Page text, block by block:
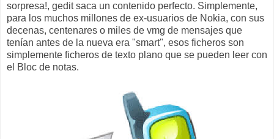
sorpresa!, gedit saca un contenido perfecto. Simplemente,
para los muchos millones de ex-usuarios de Nokia, con sus
decenas, centenares o miles de vmg de mensajes que
tenían antes de la nueva era "smart", esos ficheros son
simplemente ficheros de texto plano que se pueden leer con
el Bloc de notas.